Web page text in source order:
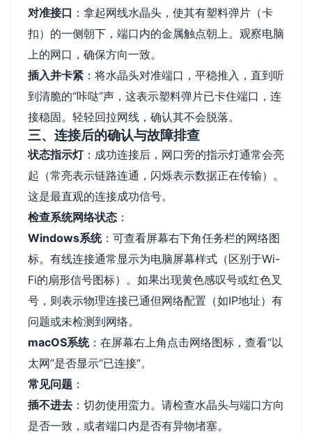
对准接口 ：拿起网线水晶头，使其有塑料弹片（卡
扣）的一侧朝下，端口内的金属触点朝上。观察电脑
上的网口，确保方向一致。
插入并卡紧 ：将水晶头对准端口，平稳推入，直到听
到清脆的“咔哒”声，这表示塑料弹片已卡住端口，连
接稳固。轻轻回拉网线，确认其不会脱落。
三、连接后的确认与故障排查
状态指示灯：成功连接后，网口旁的指示灯通常会亮
起（常亮表示链路连通，闪烁表示数据正在传输）。
这是最直观的连接成功信号。
检查系统网络状态 ：
Windows系统：可查看屏幕右下角任务栏的网络图
标。有线连接通常显示为电脑屏幕样式（区别于Wi-
Fi的扇形信号图标）。如果出现黄色感叹号或红色叉
号，则表示物理连接已通但网络配置（如IP地址）有
问题或未检测到网络。
macOS系统：在屏幕右上角点击网络图标，查看“以
太网”是否显示“已连接”。
常见问题 ：
插不进去 ：切勿使用蛮力。请检查水晶头与端口方向
是否一致，或者端口内是否有异物堵塞。